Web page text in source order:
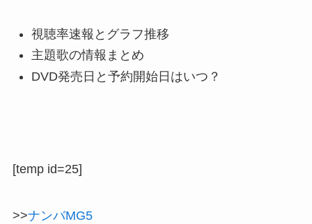
視聴率速報とグラフ推移
主題歌の情報まとめ
DVD発売日と予約開始日はいつ？
[temp id=25]
>>ナンバMG5